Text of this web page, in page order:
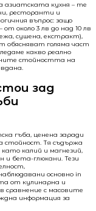
азиатската кухня – те
ресторанти и
въпрос: защо
около 3 лв до над 10 лв
сушена, екстракт),
обясняват голяма част
какво реално
стойността на
зад
гъба, ценена заради
стойност. Тя съдържа
калий и магнезий,
и бета-глюкани. Тези
основно in
от кулинарна и
сравнение с масовите
информация за